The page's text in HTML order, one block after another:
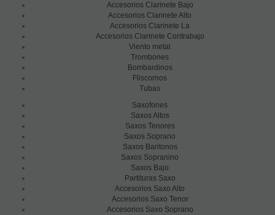
Accesorios Clarinete Bajo
Accesorios Clarinete Alto
Accesorios Clarinete La
Accesorios Clarinete Contrabajo
Viento metal
Trombones
Bombardinos
Fliscornos
Tubas
Saxofones
Saxos Altos
Saxos Tenores
Saxos Soprano
Saxos Baritonos
Saxos Sopranino
Saxos Bajo
Partituras Saxo
Accesorios Saxo Alto
Accesorios Saxo Tenor
Accesorios Saxo Soprano